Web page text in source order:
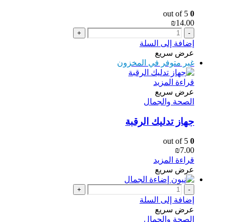
0
₪14.00
-
+
إضافة إلى السلة
عرض سريع
غير متوفر في المخزون
قراءة المزيد
عرض سريع
الصحة والجمال
جهاز تدليك الرقبة
0
₪7.00
قراءة المزيد
عرض سريع
-
+
إضافة إلى السلة
عرض سريع
الصحة والجمال